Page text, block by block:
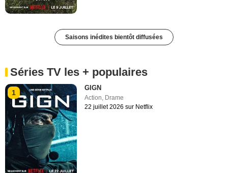
Saisons inédites bientôt diffusées
Séries TV les + populaires
1
GIGN
Action, Drame
22 juillet 2026 sur Netflix